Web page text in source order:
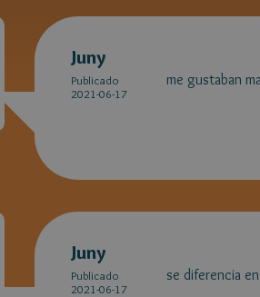
Juny
Publicado
2021-06-17
me gustaban
Juny
Publicado
2021-06-17
se diferencia